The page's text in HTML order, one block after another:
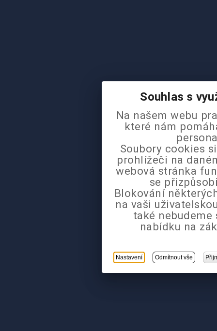
Souhlas s
Na našem webu
které nám
Soubory cookies
prohlížeči na
webová stránka
se
Blokování
na vaši
také
nabídku na
Nastavení Odmítnout vše